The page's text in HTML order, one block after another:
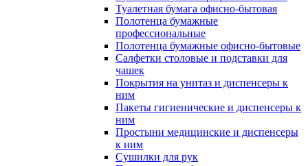
Туалетная бумага офисно-бытовая
Полотенца бумажные
профессиональные
Полотенца бумажные офисно-бытовые
Салфетки столовые и подставки для
чашек
Покрытия на унитаз и диспенсеры к
ним
Пакеты гигиенические и диспенсеры к
ним
Простыни медицинские и диспенсеры
к ним
Сушилки для рук